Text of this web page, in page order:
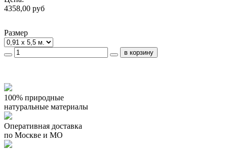
4358,00 руб
Размер
100% природные
натуральные материалы
Оперативная доставка
по Москве и МО